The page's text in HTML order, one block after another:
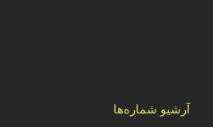
آرشیو شماره‌ها